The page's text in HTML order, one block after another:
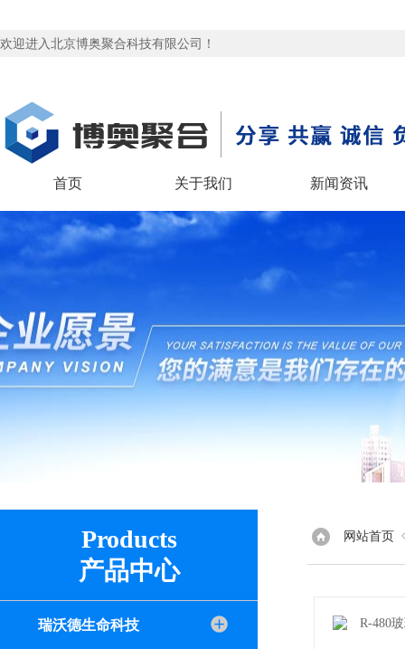
欢迎进入北京博奥聚合科技有限公司！
首页 关于我们 新闻资讯
Products
产品中心
瑞沃德生命科技
网站首页